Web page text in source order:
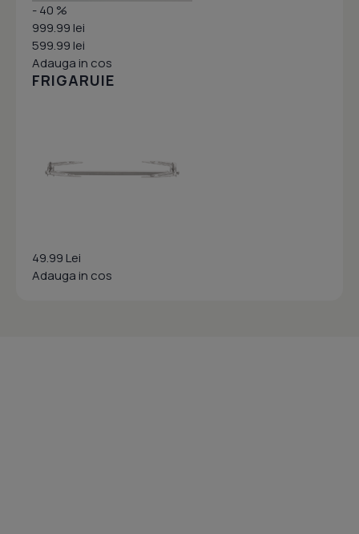
- 40 %
999.99 lei
599.99 lei
Adauga in cos
FRIGARUIE
49.99 Lei
Adauga in cos